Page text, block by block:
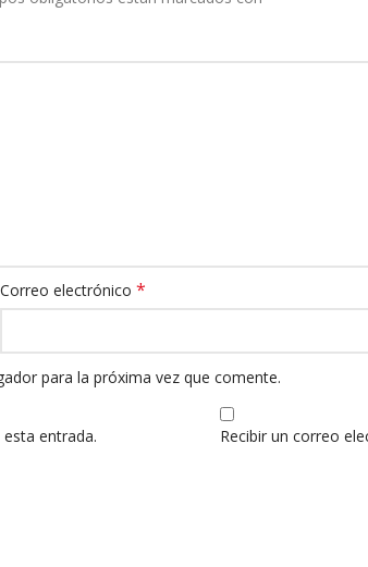
Correo electrónico *
para la próxima vez que comente.
entrada. Recibir un correo